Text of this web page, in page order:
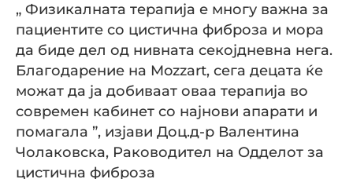
„ Физикалната терапија е многу важна за
пациентите со цистична фиброза и мора
да биде дел од нивната секојдневна нега.
Благодарение на Mozzart, сега децата ќе
можат да ја добиваат оваа терапија во
современ кабинет со најнови апарати и
помагала ”, изјави Доц.д-р Валентина
Чолаковска, Раководител на Одделот за
цистична фиброза